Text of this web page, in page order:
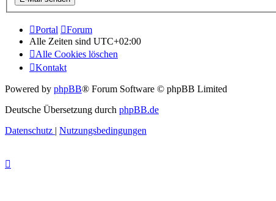
Portal
Forum
Alle Zeiten sind UTC+02:00
Alle Cookies löschen
Kontakt
Powered by phpBB® Forum Software © phpBB Limited
Deutsche Übersetzung durch phpBB.de
Datenschutz | Nutzungsbedingungen